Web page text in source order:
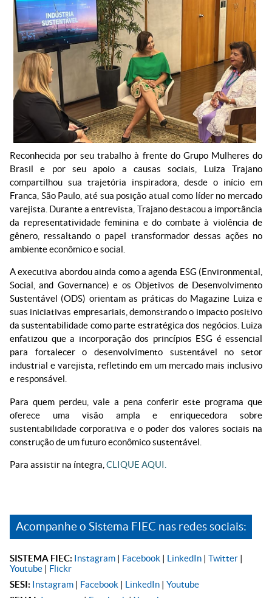
Reconhecida por seu trabalho à frente do Grupo Mulheres do
Brasil e por seu apoio a causas sociais, Luiza Trajano
compartilhou sua trajetória inspiradora, desde o início em
Franca, São Paulo, até sua posição atual como líder no mercado
varejista. Durante a entrevista, Trajano destacou a importância
da representatividade feminina e do combate à violência de
gênero, ressaltando o papel transformador dessas ações no
ambiente econômico e social.
A executiva abordou ainda como a agenda ESG (Environmental,
Social, and Governance) e os Objetivos de Desenvolvimento
Sustentável (ODS) orientam as práticas do Magazine Luiza e
suas iniciativas empresariais, demonstrando o impacto positivo
da sustentabilidade como parte estratégica dos negócios. Luiza
enfatizou que a incorporação dos princípios ESG é essencial
para fortalecer o desenvolvimento sustentável no setor
industrial e varejista, refletindo em um mercado mais inclusivo
e responsável.
Para quem perdeu, vale a pena conferir este programa que
oferece uma visão ampla e enriquecedora sobre
sustentabilidade corporativa e o poder dos valores sociais na
construção de um futuro econômico sustentável.
Para assistir na íntegra, CLIQUE AQUI.
Acompanhe o Sistema FIEC nas redes sociais:
SISTEMA FIEC: Instagram | Facebook | LinkedIn | Twitter |
Youtube | Flickr
SESI: Instagram | Facebook | LinkedIn | Youtube